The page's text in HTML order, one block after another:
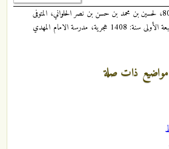
نزهة الناظر و تنبيه الخاطر: 80، لحسين بن محمد بن حسن بن نصر الحلواني، المتوفى
في القرن الخامس الهجري، الطبعة الأولى سنة: 1408 هجرية، مدرسة الامام المهدي
مواضيع ذات صلة